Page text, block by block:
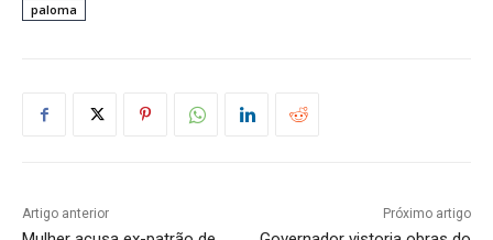
paloma
Artigo anterior Próximo artigo